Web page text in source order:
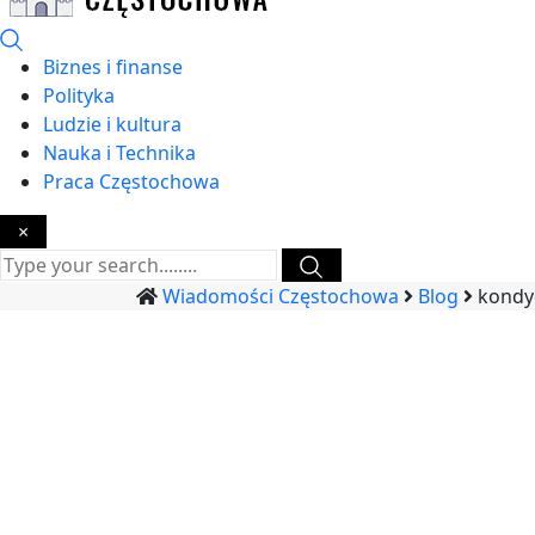
Biznes i finanse
Polityka
Ludzie i kultura
Nauka i Technika
Praca Częstochowa
×
Wiadomości Częstochowa Blog